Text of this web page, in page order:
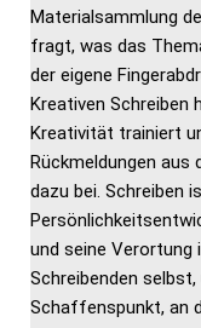
Materialsammlung
fragt, was das
der eigene
Kreativen Schreiben
Kreativität trainiert
Rückmeldungen aus
dazu bei. Schreiben
und seine Verortung
Schreibenden
Schaffenspunkt, an